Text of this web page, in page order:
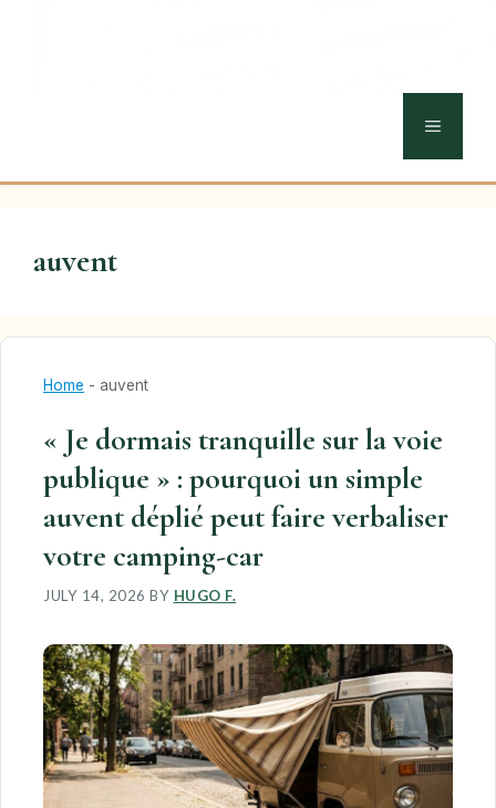
MENU
auvent
Home - auvent
« Je dormais tranquille sur la voie
publique » : pourquoi un simple
auvent déplié peut faire verbaliser
votre camping-car
JULY 14, 2026 BY HUGO F.